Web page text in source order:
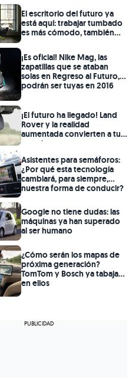
El escritorio del futuro ya
está aquí: trabajar tumbado
es más cómodo, también
¡Es oficial! Nike Mag, las
zapatillas que se ataban
solas en Regreso al Futuro,
podrán ser tuyas en 2016
¡El futuro ha llegado! Land
Rover y la realidad
aumentada convierten a tu
remolque en transparente
Asistentes para semáforos:
¿Por qué esta tecnología
cambiará, para siempre,
nuestra forma de conducir?
Google no tiene dudas: las
máquinas ya han superado
al ser humano
¿Cómo serán los mapas de
próxima generación?
TomTom y Bosch ya tabajan
en ellos